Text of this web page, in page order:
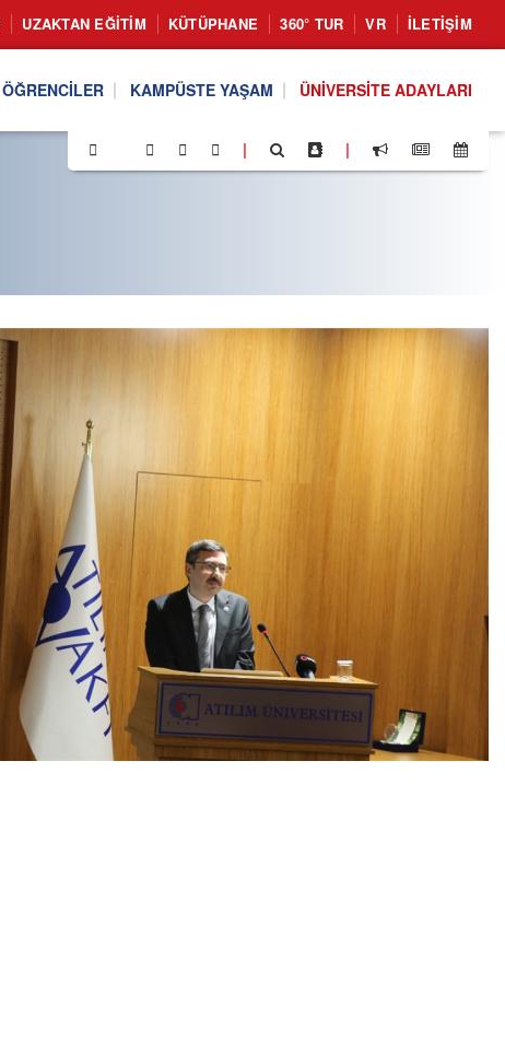
UZAKTAN EĞITIM KÜTÜPHANE 360° TUR VR İLETIŞIM
ÖĞRENCILER KAMPÜSTE YAŞAM ÜNIVERSITE ADAYLARI
| |